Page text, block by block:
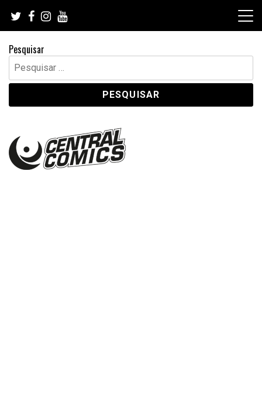
content
Pesquisar
Pesquisar
por: